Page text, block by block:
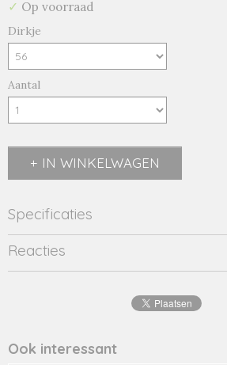
✓ Op voorraad
Dirkje
Aantal
IN WINKELWAGEN
Specificaties
Productcode
R50647-35-19928
Productcode leverancier
Reacties
Ook interessant